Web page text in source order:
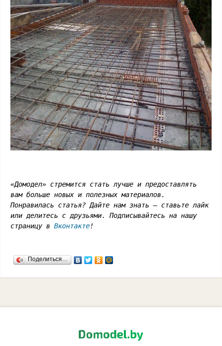
«Домодел» стремится стать лучше и предоставлять
вам больше новых и полезных материалов.
Понравилась статья? Дайте нам знать – ставьте лайк
или делитесь с друзьями. Подписывайтесь на нашу
страницу в Вконтакте!
Поделиться…